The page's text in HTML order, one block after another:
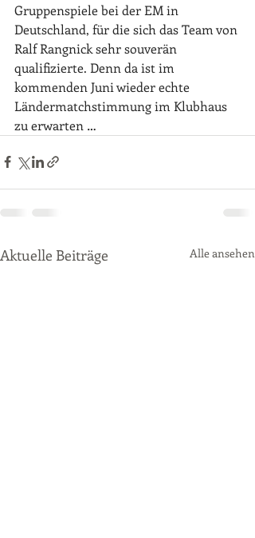
Gruppenspiele bei der EM in
Deutschland, für die sich das Team von
Ralf Rangnick sehr souverän
qualifizierte. Denn da ist im
kommenden Juni wieder echte
Ländermatchstimmung im Klubhaus
zu erwarten …
Aktuelle Beiträge Alle ansehen